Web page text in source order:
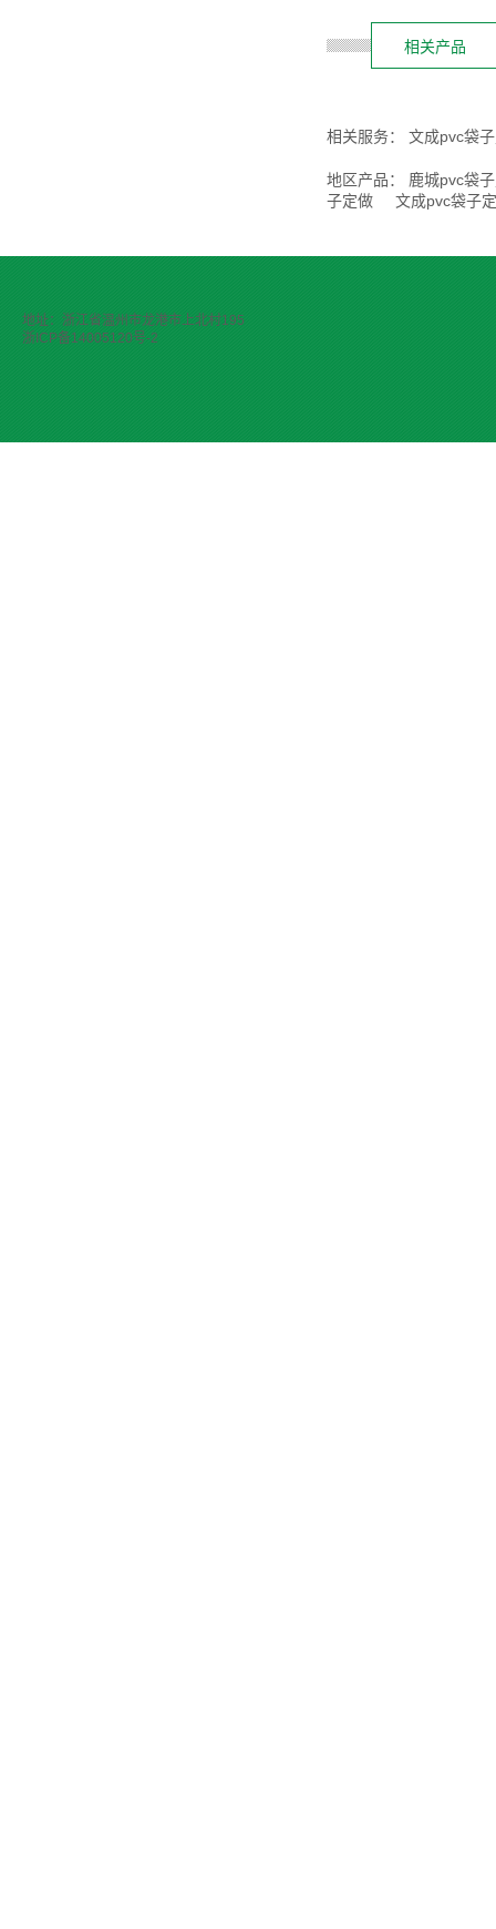
相关产品
相关服务： 文成pvc袋
地区产品： 鹿城pvc袋
子定做
文成pvc袋子
地址：浙江省温州市龙港市上北村195
浙ICP备14005120号-2